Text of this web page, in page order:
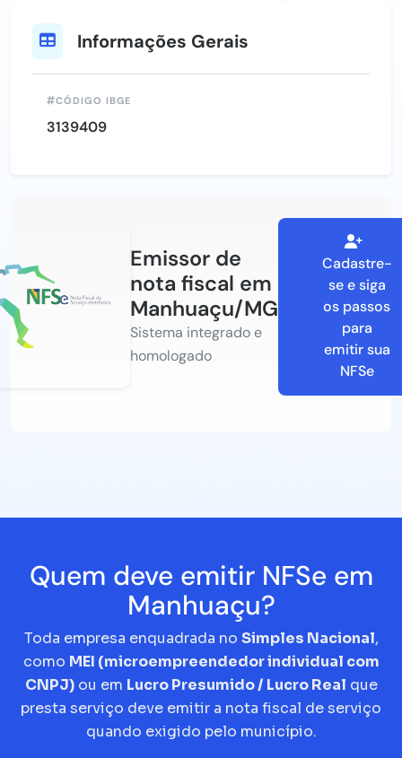
Informações Gerais
CÓDIGO IBGE
3139409
Emissor de
nota fiscal em
Manhuaçu/MG
Sistema integrado e
homologado
Cadastre-
se e siga
os passos
para
emitir sua
NFSe
Quem deve emitir NFSe em
Manhuaçu?
Toda empresa enquadrada no Simples Nacional,
como MEI (microempreendedor individual com
CNPJ)ou em Lucro Presumido / Lucro Real que
presta serviço deve emitir a nota fiscal de serviço
quando exigido pelo município.